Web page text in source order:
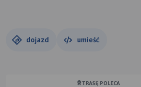
Przysieka Polska i Stary Białcz.
dojazd umieść
TRASĘ POLECA